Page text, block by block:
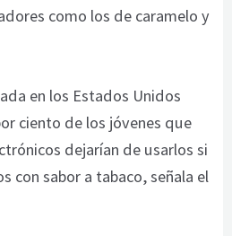
como los de caramelo y
en los Estados Unidos
ciento de los jóvenes que
dejarían de usarlos si
con sabor a tabaco, señala el